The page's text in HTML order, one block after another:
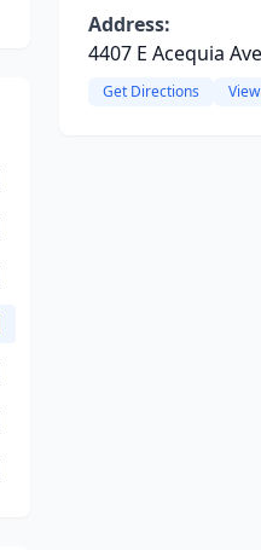
Address:
4407 E Acequia
Get Directions